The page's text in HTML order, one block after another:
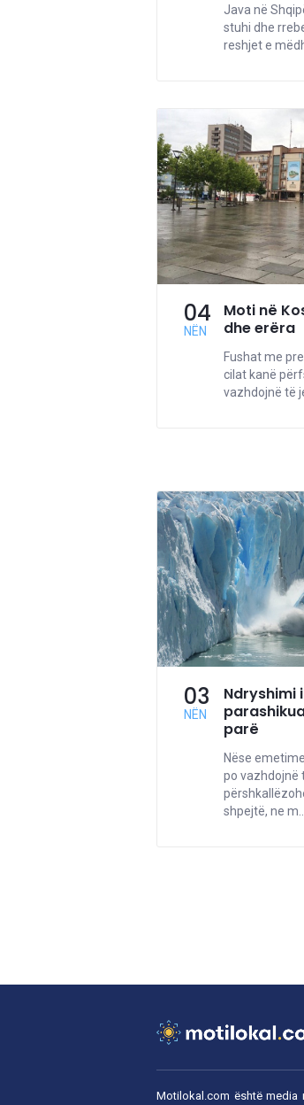
Java në
stuhi dhe
reshjet e
04
NËN
Moti në
dhe erëra
Fushat me
cilat kanë
vazhdojnë të
03
NËN
Ndryshimi
parë
Nëse
po vazhdojnë
shpejtë, ne m...
Motilokal.com është media